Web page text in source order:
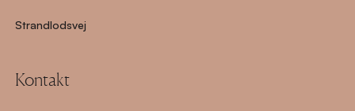
Strandlodsvej
Kontakt